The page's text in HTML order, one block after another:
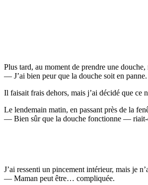
Plus tard, au moment de prendre une
— J’ai bien peur que la douche soit en
Il faisait frais dehors, mais j’ai décidé que ce
Le lendemain matin, en passant près de la
— Bien sûr que la douche fonctionne —
J’ai ressenti un pincement intérieur, mais je
— Maman peut être… compliquée.